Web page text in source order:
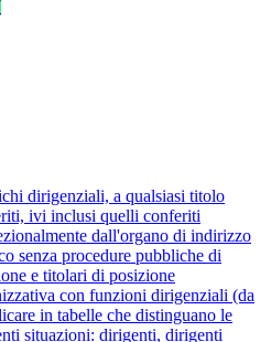
dirigenziali, a qualsiasi titolo
ivi inclusi quelli conferiti
dall'organo di indirizzo
senza procedure pubbliche di
e titolari di posizione
con funzioni dirigenziali (da
in tabelle che distinguano le
situazioni: dirigenti, dirigenti